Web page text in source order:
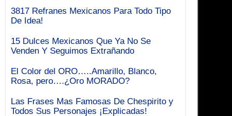
3817 Refranes Mexicanos Para Todo Tipo
De Idea!
15 Dulces Mexicanos Que Ya No Se
Venden Y Seguimos Extrañando
El Color del ORO…..Amarillo, Blanco,
Rosa, pero….¿Oro MORADO?
Las Frases Mas Famosas De Chespirito y
Todos Sus Personajes ¡Explicadas!